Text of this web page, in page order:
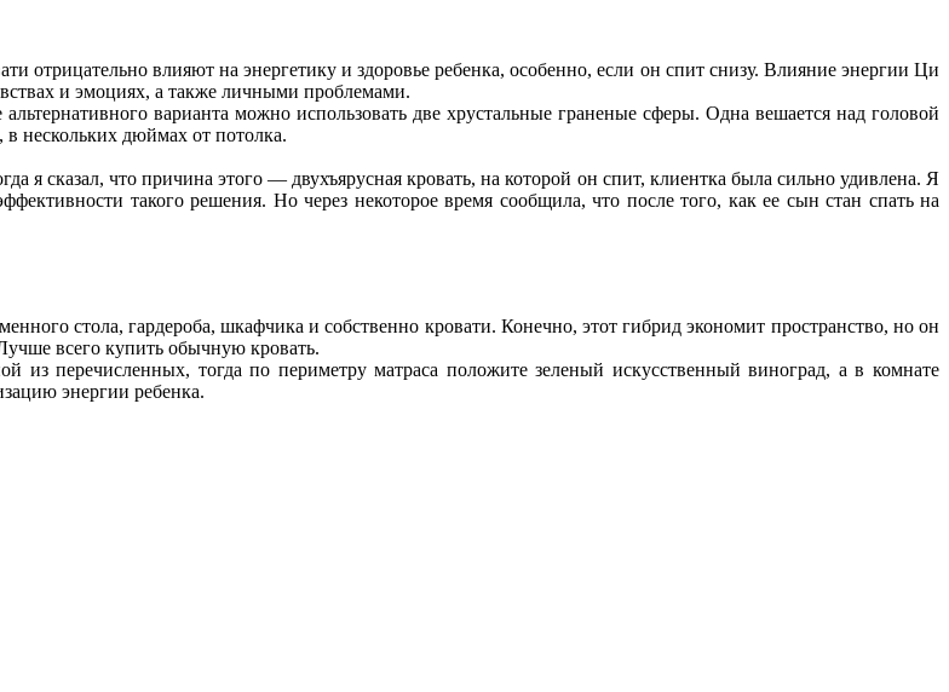
отрицательно влияют на энергетику и здоровье ребенка, особенно, если он спит снизу. Влияние энергии Ци
и эмоциях, а также личными проблемами.
варианта можно использовать две хрустальные граненые сферы. Одна вешается над головой
нескольких дюймах от потолка.
я сказал, что причина этого — двухъярусная кровать, на которой он спит, клиентка была сильно удивлена. Я
такого решения. Но через некоторое время сообщила, что после того, как ее сын стан спать на
стола, гардероба, шкафчика и собственно кровати. Конечно, этот гибрид экономит пространство, но он
всего купить обычную кровать.
перечисленных, тогда по периметру матраса положите зеленый искусственный виноград, а в комнате
энергии ребенка.